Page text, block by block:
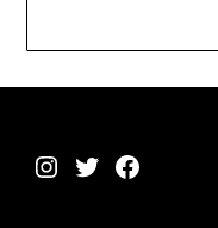
Instagram
TwitterFacebook